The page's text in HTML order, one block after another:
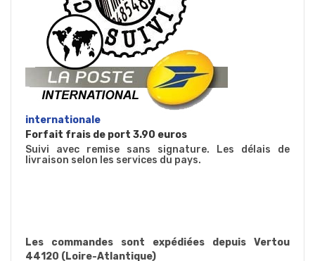
internationale
Forfait frais de port 3.90 euros
Suivi avec remise sans signature. Les délais de
livraison selon les services du pays.
Les commandes sont expédiées depuis Vertou
44120 (Loire-Atlantique)